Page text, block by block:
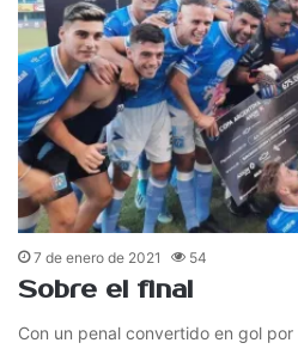
7 de enero de 2021 54
Sobre el final
Con un penal convertido en gol